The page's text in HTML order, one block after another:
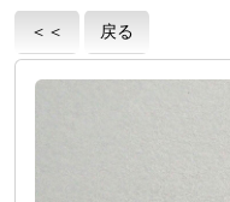
＜＜ 戻る